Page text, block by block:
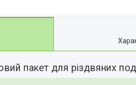
пакет для різдвяних